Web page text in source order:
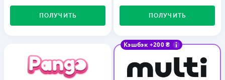
ПОЛУЧИТЬ ПОЛУЧИТЬ
Кэшбэк +200 ₴